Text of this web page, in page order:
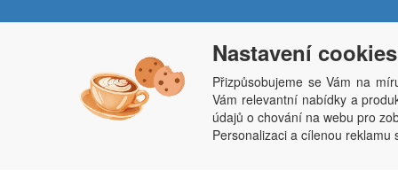
Penepex s.r.o., Za Špicí 1798, 686 03 Staré
Nastavení cookies
Přizpůsobujeme se Vám na
Vám relevantní nabídky a
údajů o chování na webu pro
Personalizaci a cílenou